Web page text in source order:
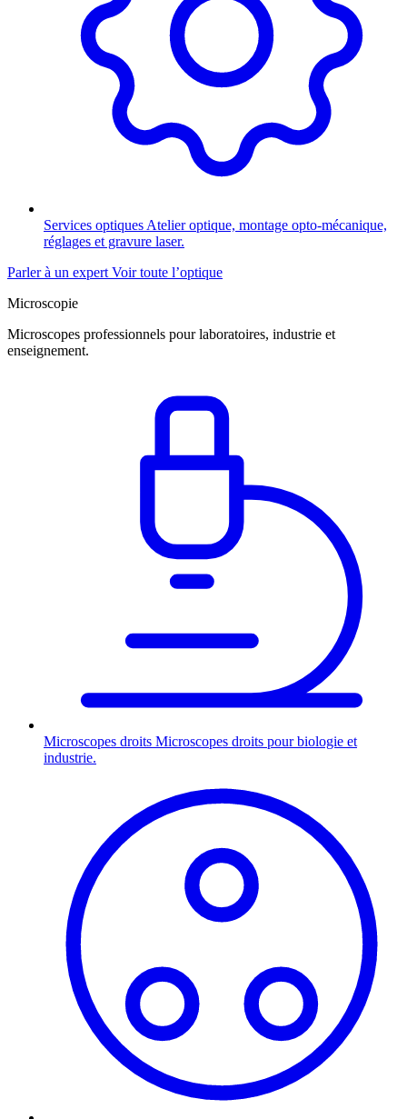
Services optiques Atelier optique, montage opto-mécanique,
réglages et gravure laser.
Parler à un expert Voir toute l’optique
Microscopie
Microscopes professionnels pour laboratoires, industrie et
enseignement.
Microscopes droits Microscopes droits pour biologie et
industrie.